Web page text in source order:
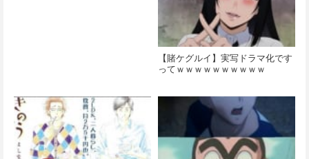
【賭ケグルイ】実写ドラマ化です
ってｗｗｗｗｗｗｗｗｗｗ